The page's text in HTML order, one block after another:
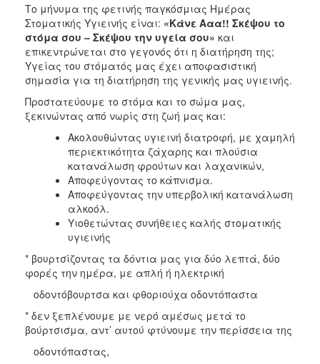
Φύλων
Υγεία
Αυτόματοι
Απινιδωτές
Το μήνυμα της φετινής παγκόσμιας Ημέρας
Στοματικής Υγιεινής είναι: «Κάνε Ααα!! Σκέψου το
στόμα σου – Σκέψου την υγεία σου» και
επικεντρώνεται στο γεγονός ότι η διατήρηση της;
Υγείας του στόματός μας έχει αποφασιστική
σημασία για τη διατήρηση της γενικής μας υγιεινής.
Προστατεύουμε το στόμα και το σώμα μας,
ξεκινώντας από νωρίς στη ζωή μας και:
Ακολουθώντας υγιεινή διατροφή, με χαμηλή
περιεκτικότητα ζάχαρης και πλούσια
κατανάλωση φρούτων και λαχανικών,
Αποφεύγοντας το κάπνισμα.
Αποφεύγοντας την υπερβολική κατανάλωση
αλκοόλ.
Υιοθετώντας συνήθειες καλής στοματικής
υγιεινής
* βουρτσίζοντας τα δόντια μας για δύο λεπτά, δύο
φορές την ημέρα, με απλή ή ηλεκτρική
οδοντόβουρτσα και φθοριούχα οδοντόπαστα
* δεν ξεπλένουμε με νερό αμέσως μετά το
βούρτσισμα, αντ’ αυτού φτύνουμε την περίσσεια της
οδοντόπαστας,